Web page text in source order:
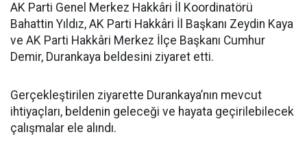
AK Parti Genel Merkez Hakkâri İl Koordinatörü
Bahattin Yıldız, AK Parti Hakkâri İl Başkanı Zeydin Kaya
ve AK Parti Hakkâri Merkez İlçe Başkanı Cumhur
Demir, Durankaya beldesini ziyaret etti.
Gerçekleştirilen ziyarette Durankaya’nın mevcut
ihtiyaçları, beldenin geleceği ve hayata geçirilebilecek
çalışmalar ele alındı.